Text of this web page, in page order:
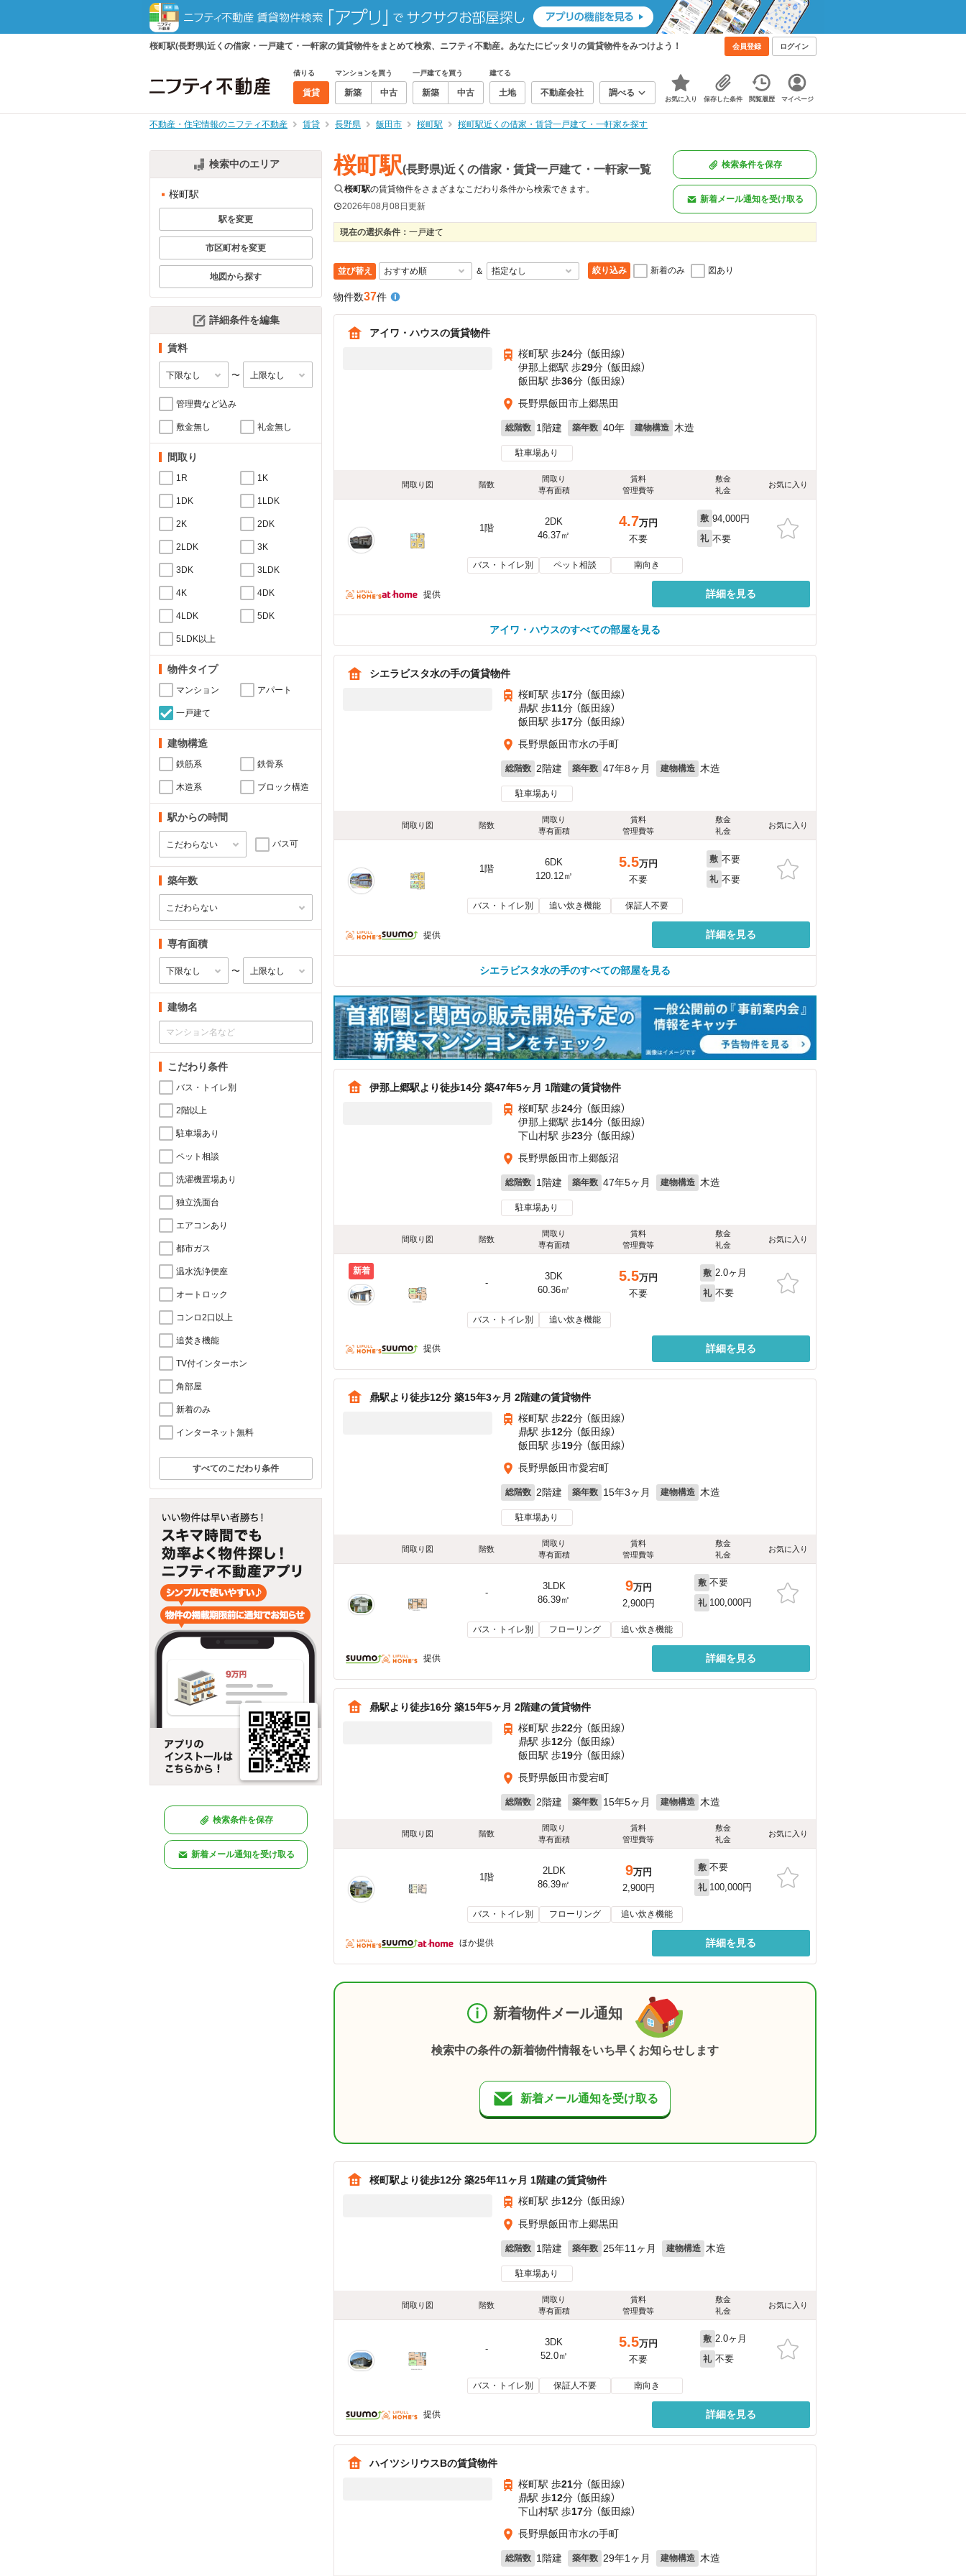
桜町駅(長野県)近くの借家・一戸建て・一軒家の賃貸物件をまとめて検索、ニフティ不動産。あなたにピッタリの賃貸物件をみつけよう！ 会員登録 ログイン
借りる
賃貸
マンションを買う
新築 中古
一戸建てを買う
新築 中古
建てる
土地 不動産会社 調べる
お気に入り 保存した条件 閲覧履歴 マイページ
不動産・住宅情報のニフティ不動産 賃貸 長野県 飯田市 桜町駅 桜町駅近くの借家・賃貸一戸建て・一軒家を探す
検索中のエリア
桜町駅
駅を変更
市区町村を変更
地図から探す
詳細条件を編集
賃料
〜
管理費など込み
敷金無し 礼金無し
間取り
1R 1K
1DK 1LDK
2K 2DK
2LDK 3K
3DK 3LDK
4K 4DK
4LDK 5DK
5LDK以上
物件タイプ
マンション アパート
一戸建て
建物構造
鉄筋系 鉄骨系
木造系 ブロック構造
駅からの時間
バス可
築年数
専有面積
〜
建物名
こだわり条件
バス・トイレ別
2階以上
駐車場あり
ペット相談
洗濯機置場あり
独立洗面台
エアコンあり
都市ガス
温水洗浄便座
オートロック
コンロ2口以上
追焚き機能
TV付インターホン
角部屋
新着のみ
インターネット無料
すべてのこだわり条件
検索条件を保存
新着メール通知を受け取る
桜町駅(長野県)近くの借家・賃貸一戸建て・一軒家一覧
桜町駅の賃貸物件をさまざまなこだわり条件から検索できます。
2026年08月08日更新
検索条件を保存
新着メール通知を受け取る
現在の選択条件： 一戸建て
並び替え ＆ 絞り込み 新着のみ 図あり
物件数37件
アイワ・ハウスの賃貸物件
桜町駅 歩24分 （飯田線）
伊那上郷駅 歩29分 （飯田線）
飯田駅 歩36分 （飯田線）
長野県飯田市上郷黒田
総階数 1階建 築年数 40年 建物構造 木造
駐車場あり
間取り図 階数
間取り
専有面積
賃料
管理費等
敷金
礼金
お気に入り
1階
2DK
46.37㎡
4.7万円
不要
敷 94,000円
礼 不要
バス・トイレ別 ペット相談 南向き
提供 詳細を見る
アイワ・ハウスのすべての部屋を見る
シエラビスタ水の手の賃貸物件
桜町駅 歩17分 （飯田線）
鼎駅 歩11分 （飯田線）
飯田駅 歩17分 （飯田線）
長野県飯田市水の手町
総階数 2階建 築年数 47年8ヶ月 建物構造 木造
駐車場あり
間取り図 階数
間取り
専有面積
賃料
管理費等
敷金
礼金
お気に入り
1階
6DK
120.12㎡
5.5万円
不要
敷 不要
礼 不要
バス・トイレ別 追い炊き機能 保証人不要
提供 詳細を見る
シエラビスタ水の手のすべての部屋を見る
伊那上郷駅より徒歩14分 築47年5ヶ月 1階建の賃貸物件
桜町駅 歩24分 （飯田線）
伊那上郷駅 歩14分 （飯田線）
下山村駅 歩23分 （飯田線）
長野県飯田市上郷飯沼
総階数 1階建 築年数 47年5ヶ月 建物構造 木造
駐車場あり
間取り図 階数
間取り
専有面積
賃料
管理費等
敷金
礼金
お気に入り
新着
-
3DK
60.36㎡
5.5万円
不要
敷 2.0ヶ月
礼 不要
バス・トイレ別 追い炊き機能
提供 詳細を見る
鼎駅より徒歩12分 築15年3ヶ月 2階建の賃貸物件
桜町駅 歩22分 （飯田線）
鼎駅 歩12分 （飯田線）
飯田駅 歩19分 （飯田線）
長野県飯田市愛宕町
総階数 2階建 築年数 15年3ヶ月 建物構造 木造
駐車場あり
間取り図 階数
間取り
専有面積
賃料
管理費等
敷金
礼金
お気に入り
-
3LDK
86.39㎡
9万円
2,900円
敷 不要
礼 100,000円
バス・トイレ別 フローリング 追い炊き機能
提供 詳細を見る
鼎駅より徒歩16分 築15年5ヶ月 2階建の賃貸物件
桜町駅 歩22分 （飯田線）
鼎駅 歩12分 （飯田線）
飯田駅 歩19分 （飯田線）
長野県飯田市愛宕町
総階数 2階建 築年数 15年5ヶ月 建物構造 木造
間取り図 階数
間取り
専有面積
賃料
管理費等
敷金
礼金
お気に入り
1階
2LDK
86.39㎡
9万円
2,900円
敷 不要
礼 100,000円
バス・トイレ別 フローリング 追い炊き機能
ほか提供 詳細を見る
新着物件メール通知
検索中の条件の新着物件情報をいち早くお知らせします
新着メール通知を受け取る
桜町駅より徒歩12分 築25年11ヶ月 1階建の賃貸物件
桜町駅 歩12分 （飯田線）
長野県飯田市上郷黒田
総階数 1階建 築年数 25年11ヶ月 建物構造 木造
駐車場あり
間取り図 階数
間取り
専有面積
賃料
管理費等
敷金
礼金
お気に入り
-
3DK
52.0㎡
5.5万円
不要
敷 2.0ヶ月
礼 不要
バス・トイレ別 保証人不要 南向き
提供 詳細を見る
ハイツシリウスBの賃貸物件
桜町駅 歩21分 （飯田線）
鼎駅 歩12分 （飯田線）
下山村駅 歩17分 （飯田線）
長野県飯田市水の手町
総階数 1階建 築年数 29年1ヶ月 建物構造 木造